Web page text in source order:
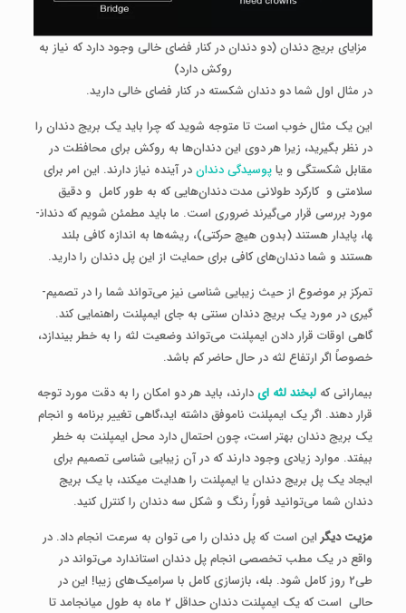
مزایای بریج دندان (دو دندان در کنار فضای خالی وجود دارد که نیاز به
روکش دارد)
در مثال اول شما دو دندان شکسته در کنار فضای خالی دارید.
این یک مثال خوب است تا متوجه شوید که چرا باید یک بریج دندان را
در نظر بگیرید، زیرا هر دوی این دندان‌ها به روکش برای محافظت در
مقابل شکستگی و یاپوسیدگی دنداندر آینده نیاز دارند. این امر برای
سلامتی و کارکرد طولانی مدت دندان‌هایی که به طور کامل و دقیق
مورد بررسی قرار می‌گیرند ضروری است. ما باید مطمئن شویم که دندان­
ها، پایدار هستند (بدون هیچ حرکتی)، ریشه‌ها به اندازه کافی بلند
هستند و شما دندان‌های کافی برای حمایت از این پل دندان را دارید.
تمرکز بر موضوع از حیث زیبایی شناسی نیز می‌تواند شما را در تصمیم­
گیری در مورد یک بریج دندان سنتی به جای ایمپلنت راهنمایی کند.
گاهی اوقات قرار دادن ایمپلنت می‌تواند وضعیت لثه را به خطر بیندازد،
خصوصاً اگر ارتفاع لثه در حال حاضر کم باشد.
بیمارانی که لبخند لثه ایدارند، باید هر دو امکان را به دقت مورد توجه
قرار دهند. اگر یک ایمپلنت ناموفق داشته ­اید،گاهی تغییر برنامه و انجام
یک بریج دندان بهتر است، چون احتمال دارد محل ایمپلنت به خطر
بیفتد. موارد زیادی وجود دارند که در آن زیبایی شناسی تصمیم برای
ایجاد یک پل بریج دندان یا ایمپلنت را هدایت می­کند، با یک بریج
دندان شما می‌توانید فوراً رنگ و شکل سه دندان را کنترل کنید.
مزیت دیگراین است که پل دندان را می توان به سرعت انجام داد. در
واقع در یک مطب تخصصی انجام پل دندان استاندارد می‌تواند در
طی۲ روز کامل شود. بله، بازسازی کامل با سرامیک‌های زیبا! این در
حالی است که یک ایمپلنت دندان‌ حداقل ۲ ماه به طول می­انجامد تا